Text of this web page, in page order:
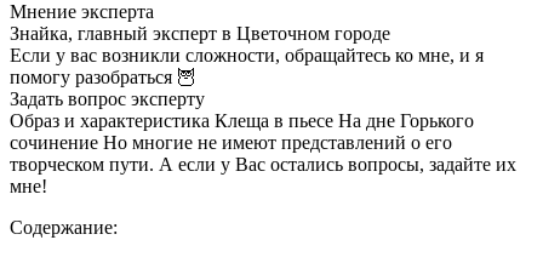
Мнение эксперта
Знайка, главный эксперт в Цветочном городе
Если у вас возникли сложности, обращайтесь ко мне, и я
помогу разобраться 🦉
Задать вопрос эксперту
Образ и характеристика Клеща в пьесе На дне Горького
сочинение Но многие не имеют представлений о его
творческом пути. А если у Вас остались вопросы, задайте их
мне!
Содержание: